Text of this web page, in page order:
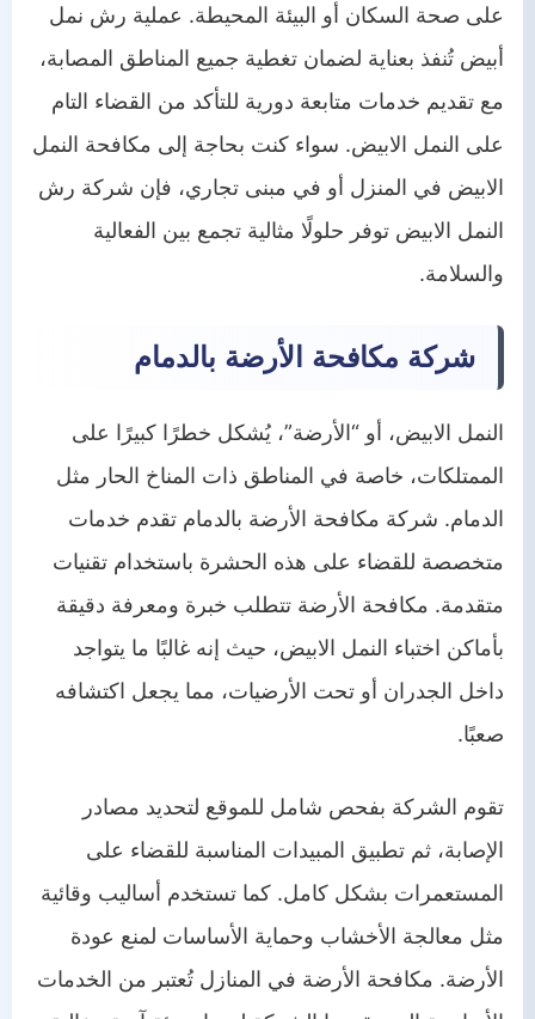
على صحة السكان أو البيئة المحيطة. عملية رش نمل
أبيض تُنفذ بعناية لضمان تغطية جميع المناطق المصابة،
مع تقديم خدمات متابعة دورية للتأكد من القضاء التام
على النمل الابيض. سواء كنت بحاجة إلى مكافحة النمل
الابيض في المنزل أو في مبنى تجاري، فإن شركة رش
النمل الابيض توفر حلولًا مثالية تجمع بين الفعالية
والسلامة.
شركة مكافحة الأرضة بالدمام
النمل الابيض، أو “الأرضة”، يُشكل خطرًا كبيرًا على
الممتلكات، خاصة في المناطق ذات المناخ الحار مثل
الدمام. شركة مكافحة الأرضة بالدمام تقدم خدمات
متخصصة للقضاء على هذه الحشرة باستخدام تقنيات
متقدمة. مكافحة الأرضة تتطلب خبرة ومعرفة دقيقة
بأماكن اختباء النمل الابيض، حيث إنه غالبًا ما يتواجد
داخل الجدران أو تحت الأرضيات، مما يجعل اكتشافه
صعبًا.
تقوم الشركة بفحص شامل للموقع لتحديد مصادر
الإصابة، ثم تطبيق المبيدات المناسبة للقضاء على
المستعمرات بشكل كامل. كما تستخدم أساليب وقائية
مثل معالجة الأخشاب وحماية الأساسات لمنع عودة
الأرضة. مكافحة الأرضة في المنازل تُعتبر من الخدمات